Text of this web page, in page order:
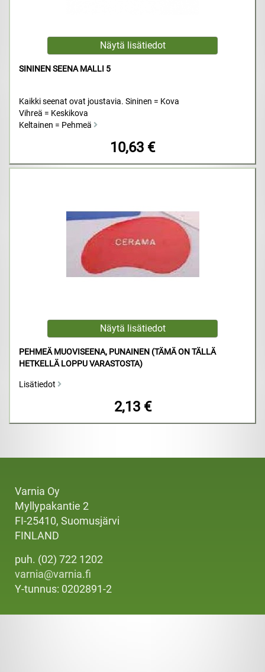
SININEN SEENA MALLI 5
Kaikki seenat ovat joustavia. Sininen = Kova
Vihreä = Keskikova
Keltainen = Pehmeä
10,63 €
PEHMEÄ MUOVISEENA, PUNAINEN (TÄMÄ ON TÄLLÄ
HETKELLÄ LOPPU VARASTOSTA)
Lisätiedot
2,13 €
Varnia Oy
Myllypakantie 2
FI-25410, Suomusjärvi
FINLAND
puh. (02) 722 1202
varnia@varnia.fi
Y-tunnus: 0202891-2